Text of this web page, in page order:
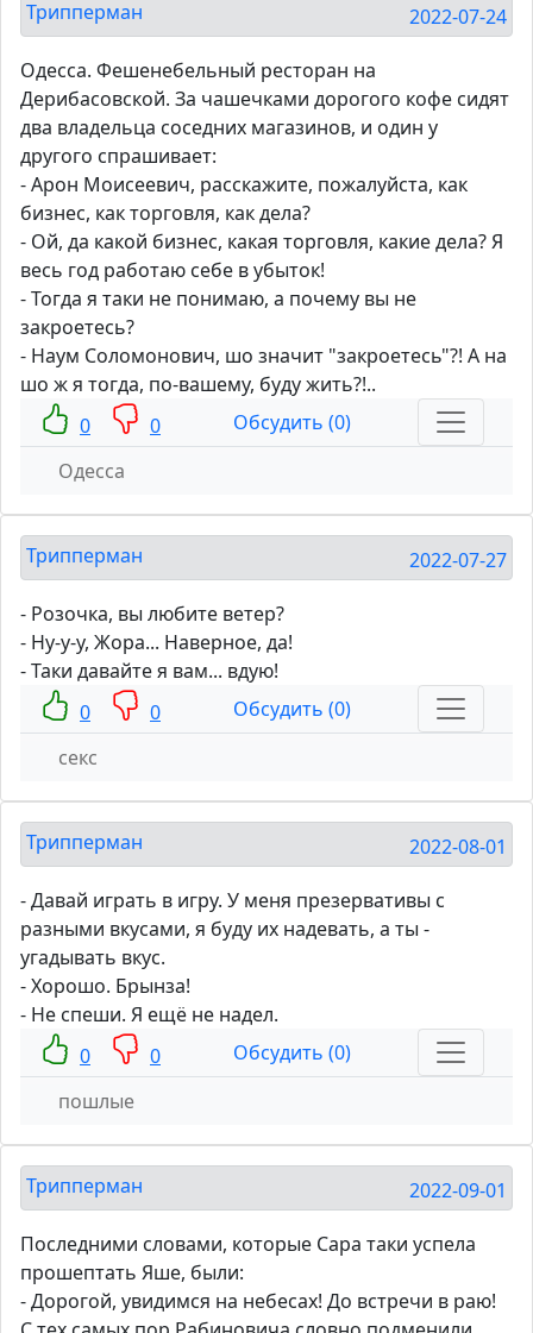
Трипперман 2022-07-24
Одесса. Фешенебельный ресторан на
Дерибасовской. За чашечками дорогого кофе сидят
два владельца соседних магазинов, и один у
другого спрашивает:
- Арон Моисеевич, расскажите, пожалуйста, как
бизнес, как торговля, как дела?
- Ой, да какой бизнес, какая торговля, какие дела? Я
весь год работаю себе в убыток!
- Тогда я таки не понимаю, а почему вы не
закроетесь?
- Наум Соломонович, шо значит "закроетесь"?! А на
шо ж я тогда, по-вашему, буду жить?!..
0
0
Обсудить (0)
Одесса
Трипперман 2022-07-27
- Розочка, вы любите ветер?
- Ну-у-у, Жора... Наверное, да!
- Таки давайте я вам... вдую!
0
0
Обсудить (0)
секс
Трипперман 2022-08-01
- Давай играть в игру. У меня презервативы с
разными вкусами, я буду их надевать, а ты -
угадывать вкус.
- Хорошо. Брынза!
- Не спеши. Я ещё не надел.
0
0
Обсудить (0)
пошлые
Трипперман 2022-09-01
Последними словами, которые Сара таки успела
прошептать Яше, были:
- Дорогой, увидимся на небесах! До встречи в раю!